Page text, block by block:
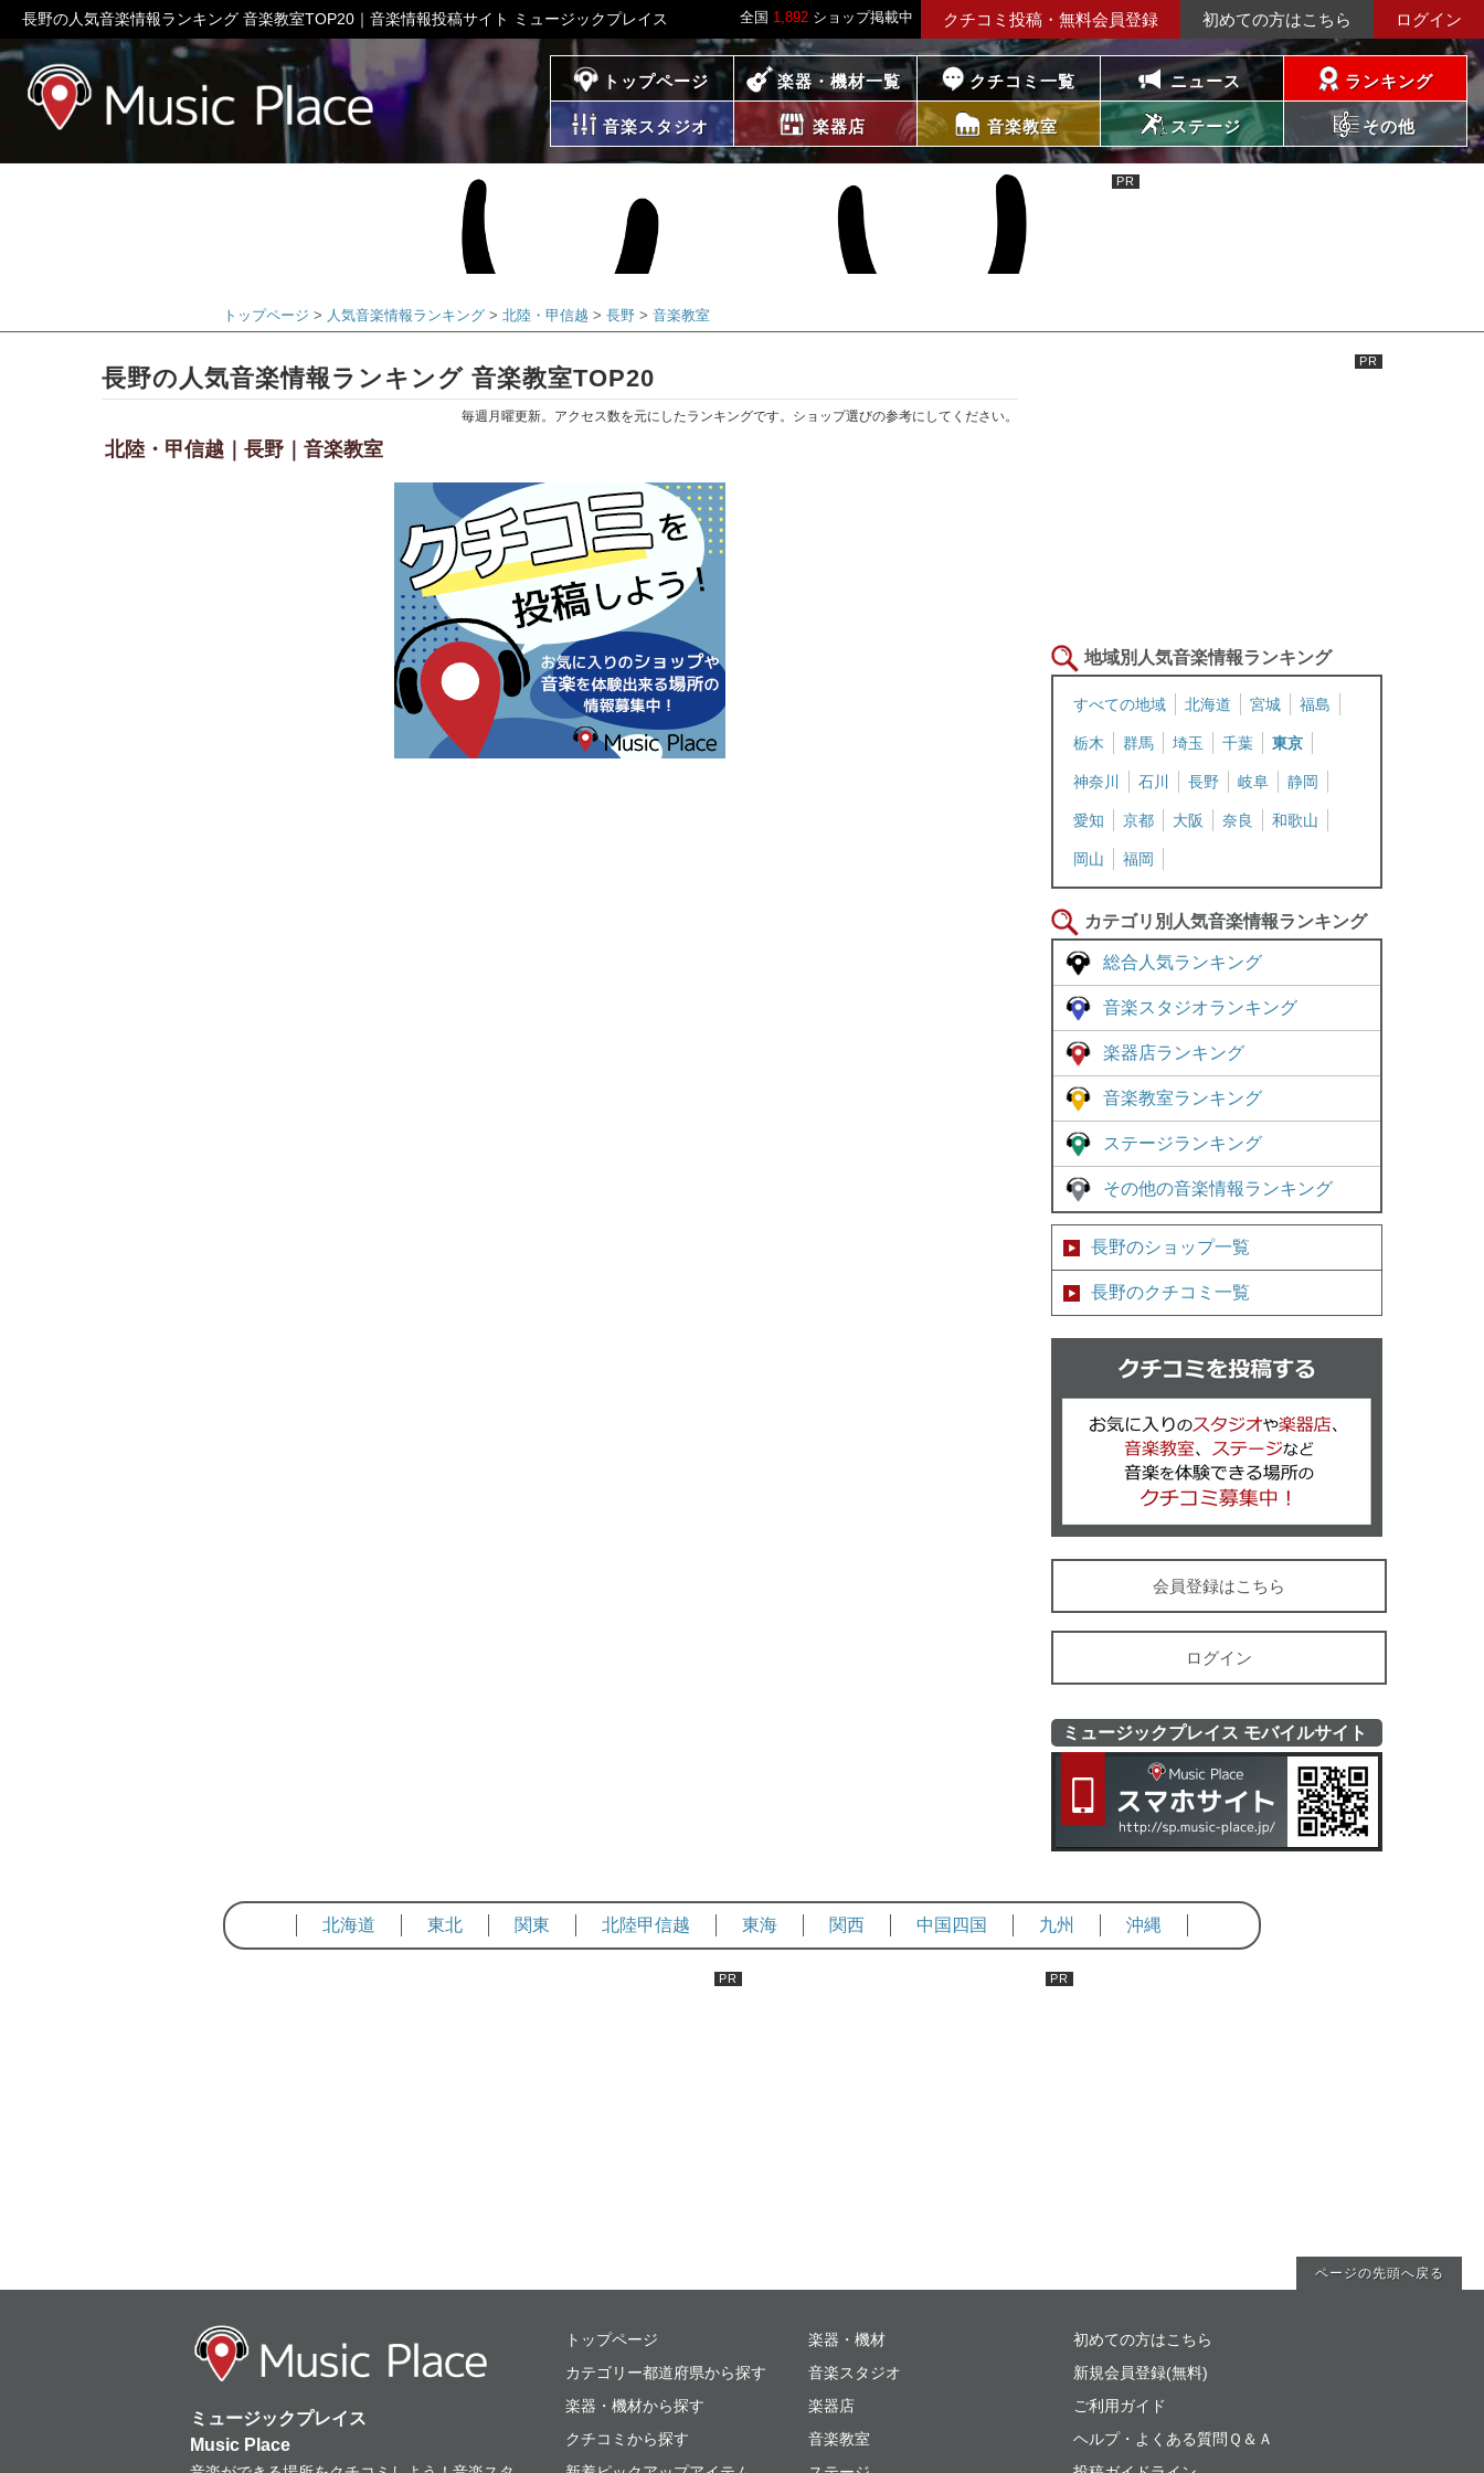
全国 1,892 ショップ掲載中 クチコミ投稿・無料会員登録 初めての方はこちら ログイン
長野の人気音楽情報ランキング 音楽教室TOP20｜音楽情報投稿サイト ミュージックプレイス
ミュージックプレイス トップページ 楽器・機材一覧 クチコミ一覧 ニュース ランキング
音楽スタジオ 楽器店 音楽教室 ステージ その他
トップページ 人気音楽情報ランキング 北陸・甲信越 長野 音楽教室
長野の人気音楽情報ランキング 音楽教室TOP20
毎週月曜更新。アクセス数を元にしたランキングです。ショップ選びの参考にしてください。
北陸・甲信越｜長野｜音楽教室
地域別人気音楽情報ランキング
すべての地域 北海道 宮城 福島
栃木 群馬 埼玉 千葉 東京
神奈川 石川 長野 岐阜 静岡
愛知 京都 大阪 奈良 和歌山
岡山 福岡
カテゴリ別人気音楽情報ランキング
総合人気ランキング
音楽スタジオランキング
楽器店ランキング
音楽教室ランキング
ステージランキング
その他の音楽情報ランキング
長野のショップ一覧
長野のクチコミ一覧
会員登録はこちら
ログイン
ミュージックプレイス モバイルサイト
北海道 東北 関東 北陸甲信越 東海 関西 中国四国 九州 沖縄
ページの先頭へ戻る
ミュージックプレイス
ミュージックプレイス
Music Place
トップページ
カテゴリー都道府県から探す
楽器・機材から探す
クチコミから探す
楽器・機材
音楽スタジオ
楽器店
音楽教室
初めての方はこちら
新規会員登録(無料)
ご利用ガイド
ヘルプ・よくある質問Ｑ＆Ａ